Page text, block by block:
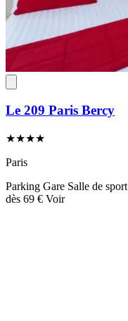
Le 209 Paris Bercy
★★★★
Paris
Parking Gare Salle de sport
dès 69 € Voir